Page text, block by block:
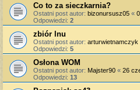
Co to za sieczkarnia?
Ostatni post autor: bizonursusz05 «
Odpowiedzi: 2
zbiór lnu
Ostatni post autor: arturwietnamczyk
Odpowiedzi: 5
Osłona WOM
Ostatni post autor: Majster90 « 26
Odpowiedzi: 13